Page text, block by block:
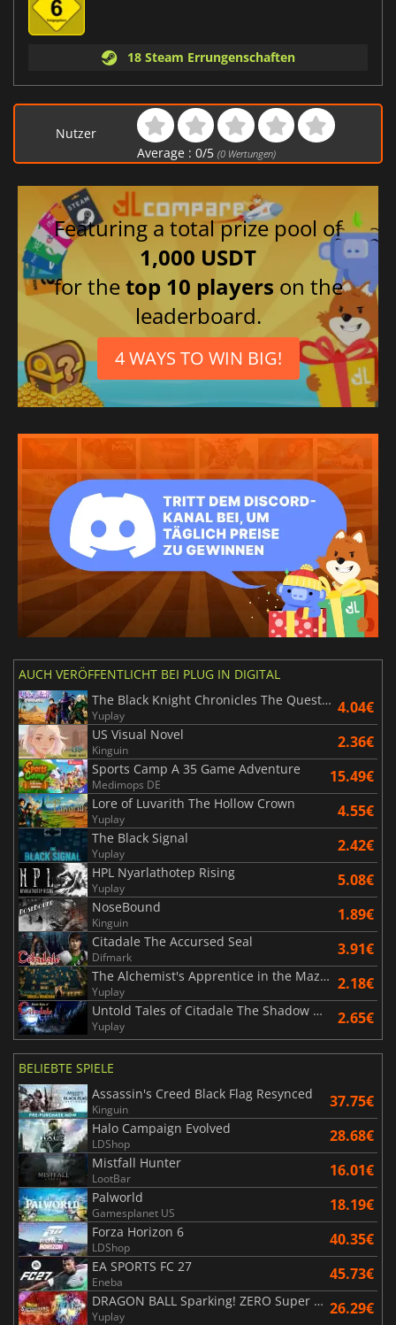
18 Steam Errungenschaften
Nutzer
Average : 0/5 (0Wertungen)
Featuring a total prize pool of
1,000 USDT
for thetop 10 players on the
leaderboard.
4 WAYS TO WIN BIG!
AUCH VERÖFFENTLICHT BEI PLUG IN DIGITAL
The Black Knight Chronicles The Quest Beyond Destiny
Yuplay 4.04€
US Visual Novel
Kinguin 2.36€
Sports Camp A 35 Game Adventure
Medimops DE 15.49€
Lore of Luvarith The Hollow Crown
Yuplay 4.55€
The Black Signal
Yuplay 2.42€
HPL Nyarlathotep Rising
Yuplay 5.08€
NoseBound
Kinguin 1.89€
Citadale The Accursed Seal
Difmark 3.91€
The Alchemist's Apprentice in the Maze of Madness
Yuplay 2.18€
Untold Tales of Citadale The Shadow Maker
Yuplay 2.65€
BELIEBTE SPIELE
Assassin's Creed Black Flag Resynced
Kinguin 37.75€
Halo Campaign Evolved
LDShop 28.68€
Mistfall Hunter
LootBar 16.01€
Palworld
Gamesplanet US 18.19€
Forza Horizon 6
LDShop 40.35€
EA SPORTS FC 27
Eneba 45.73€
DRAGON BALL Sparking! ZERO Super Limit Breaking NEO
Yuplay 26.29€